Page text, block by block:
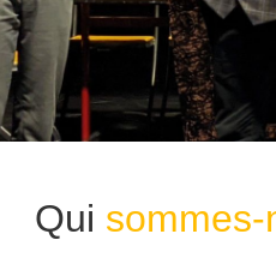
Qui sommes-